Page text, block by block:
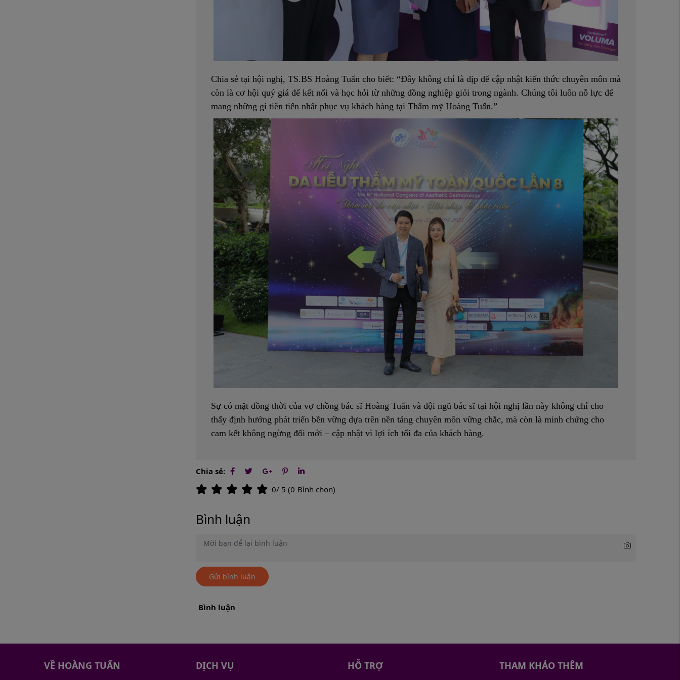
Chia sẻ tại hội nghị, TS.BS Hoàng Tuấn cho biết: “Đây không chỉ là dịp để cập nhật kiến thức chuyên môn mà
còn là cơ hội quý giá để kết nối và học hỏi từ những đồng nghiệp giỏi trong ngành. Chúng tôi luôn nỗ lực để
mang những gì tiên tiến nhất phục vụ khách hàng tại Thẩm mỹ Hoàng Tuấn.”
Sự có mặt đồng thời của vợ chồng bác sĩ Hoàng Tuấn và đội ngũ bác sĩ tại hội nghị lần này không chỉ cho
thấy định hướng phát triển bền vững dựa trên nền tảng chuyên môn vững chắc, mà còn là minh chứng cho
cam kết không ngừng đổi mới – cập nhật vì lợi ích tối đa của khách hàng.
Chia sẻ:
0/ 5 (0 Bình chọn)
Bình luận
Gửi bình luận
Bình luận
VỀ HOÀNG TUẤN DỊCH VỤ HỖ TRỢ THAM KHẢO THÊM